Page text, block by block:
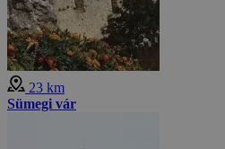
23 km
Sümegi vár